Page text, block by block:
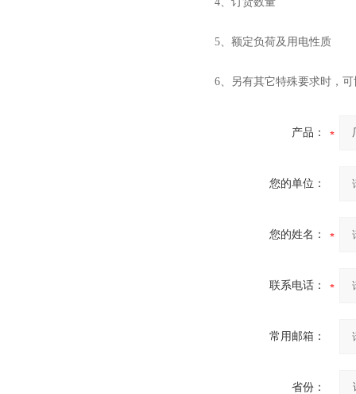
5、额定负荷及用电性质
6、另有其它特殊要求时，
产品：
您的单位：
您的姓名：
联系电话：
常用邮箱：
省份：